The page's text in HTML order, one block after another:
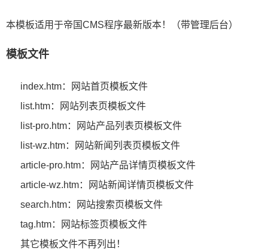
本模板适用于帝国CMS程序最新版本！（带管理后台）
模板文件
index.htm：网站首页模板文件
list.htm：网站列表页模板文件
list-pro.htm：网站产品列表页模板文件
list-wz.htm：网站新闻列表页模板文件
article-pro.htm：网站产品详情页模板文件
article-wz.htm：网站新闻详情页模板文件
search.htm：网站搜索页模板文件
tag.htm：网站标签页模板文件
其它模板文件不再列出！